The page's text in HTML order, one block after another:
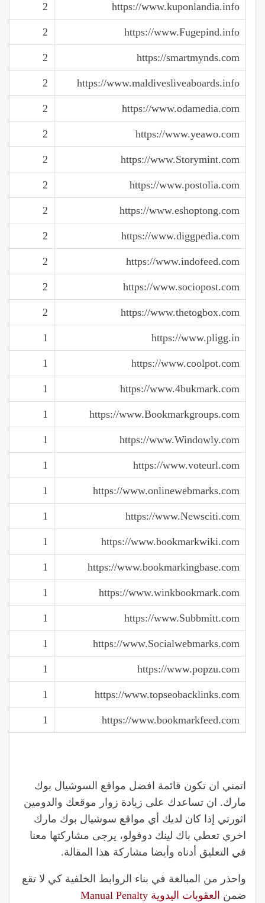
https://www.kuponlandia.info
2
https://www.Fugepind.info
2
https://smartmynds.com
2
https://www.maldivesliveaboards.info
2
https://www.odamedia.com
2
https://www.yeawo.com
2
https://www.Storymint.com
2
https://www.postolia.com
2
https://www.eshoptong.com
2
https://www.diggpedia.com
2
https://www.indofeed.com
2
https://www.sociopost.com
2
https://www.thetogbox.com
2
https://www.pligg.in
1
https://www.coolpot.com
1
https://www.4bukmark.com
1
https://www.Bookmarkgroups.com
1
https://www.Windowly.com
1
https://www.voteurl.com
1
https://www.onlinewebmarks.com
1
https://www.Newsciti.com
1
https://www.bookmarkwiki.com
1
https://www.bookmarkingbase.com
1
https://www.winkbookmark.com
1
https://www.Subbmitt.com
1
https://www.Socialwebmarks.com
1
https://www.popzu.com
1
https://www.topseobacklinks.com
1
https://www.bookmarkfeed.com
1
اتمني ان تكون قائمة افضل مواقع السوشيال بوك
مارك. ان تساعدك على زيادة زوار موقعك والدومين
اثورتي إذا كان لديك أي مواقع سوشيال بوك مارك
اخري تعطي باك لينك دوفولو، يرجى مشاركتها معنا
في التعليق أدناه وأيضا مشاركة هذا المقالة.
واحذر من المبالغة في بناء الروابط الخلفية كي لا تقع
ضمن العقوبات اليدوية Manual Penalty